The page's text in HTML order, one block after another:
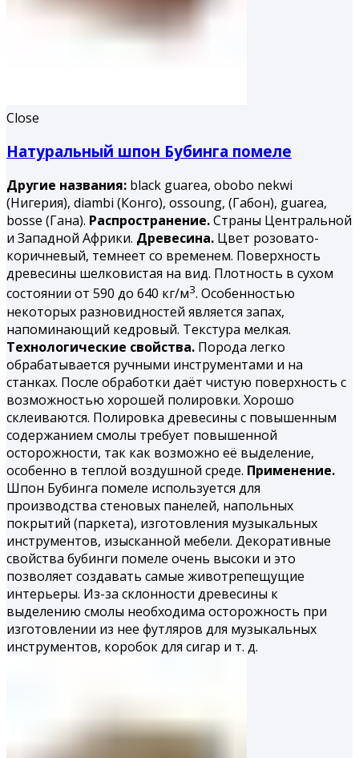
Close
Натуральный шпон Бубинга помеле
Другие названия: black guarea, obobo nekwi
(Нигерия), diambi (Конго), ossoung, (Габон), guarea,
bosse (Гана). Распространение.Страны Центральной
и Западной Африки. Древесина. Цвет розовато-
коричневый, темнеет со временем. Поверхность
древесины шелковистая на вид. Плотность в сухом
состоянии от 590 до 640 кг/м3. Особенностью
некоторых разновидностей является запах,
напоминающий кедровый. Текстура мелкая.
Технологические свойства. Порода легко
обрабатывается ручными инструментами и на
станках. После обработки даёт чистую поверхность с
возможностью хорошей полировки. Хорошо
склеиваются. Полировка древесины с повышенным
содержанием смолы требует повышенной
осторожности, так как возможно её выделение,
особенно в теплой воздушной среде. Применение.
Шпон Бубинга помеле используется для
производства стеновых панелей, напольных
покрытий (паркета), изготовления музыкальных
инструментов, изысканной мебели. Декоративные
свойства бубинги помеле очень высоки и это
позволяет создавать самые животрепещущие
интерьеры. Из-за склонности древесины к
выделению смолы необходима осторожность при
изготовлении из нее футляров для музыкальных
инструментов, коробок для сигар и т. д.